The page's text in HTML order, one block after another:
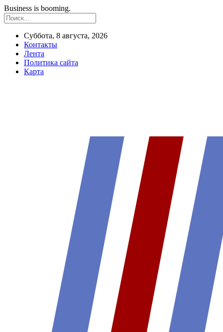
Business is booming.
Суббота, 8 августа, 2026
Контакты
Лента
Политика сайта
Карта